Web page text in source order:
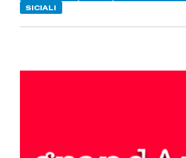
SICIALI